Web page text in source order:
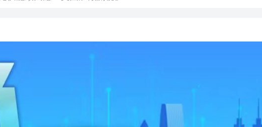
火｜跨部門專組最終調查報告公開 火災或為未熄滅煙頭引發
特朗普稱繼續支持防長赫格塞思
售東京總部大樓 計劃遷至新大樓